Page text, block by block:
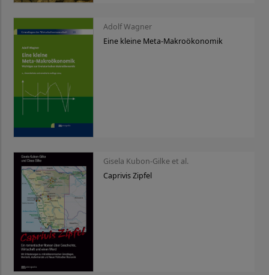
Adolf Wagner
Eine kleine Meta-Makroökonomik
Gisela Kubon-Gilke et al.
Caprivis Zipfel